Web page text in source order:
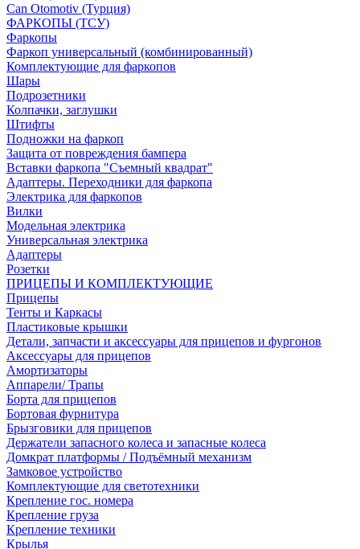
Can Otomotiv (Турция)
ФАРКОПЫ (ТСУ)
Фаркопы
Фаркоп универсальный (комбинированный)
Комплектующие для фаркопов
Шары
Подрозетники
Колпачки, заглушки
Штифты
Подножки на фаркоп
Защита от повреждения бампера
Вставки фаркопа "Съемный квадрат"
Адаптеры. Переходники для фаркопа
Электрика для фаркопов
Вилки
Модельная электрика
Универсальная электрика
Адаптеры
Розетки
ПРИЦЕПЫ И КОМПЛЕКТУЮЩИЕ
Прицепы
Тенты и Каркасы
Пластиковые крышки
Детали, запчасти и аксессуары для прицепов и фургонов
Аксессуары для прицепов
Амортизаторы
Аппарели/ Трапы
Борта для прицепов
Бортовая фурнитура
Брызговики для прицепов
Держатели запасного колеса и запасные колеса
Домкрат платформы / Подъёмный механизм
Замковое устройство
Комплектующие для светотехники
Крепление гос. номера
Крепление груза
Крепление техники
Крылья